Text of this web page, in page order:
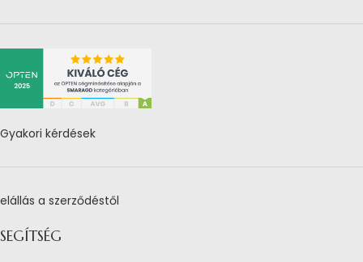
Gyakori kérdések
elállás a szerződéstől
SEGÍTSÉG